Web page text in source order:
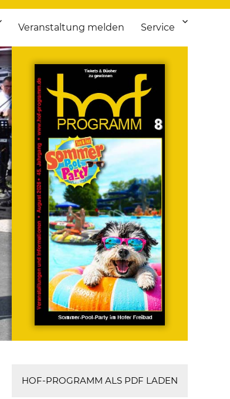
Veranstaltung melden Service
HOF-PROGRAMM ALS PDF LADEN